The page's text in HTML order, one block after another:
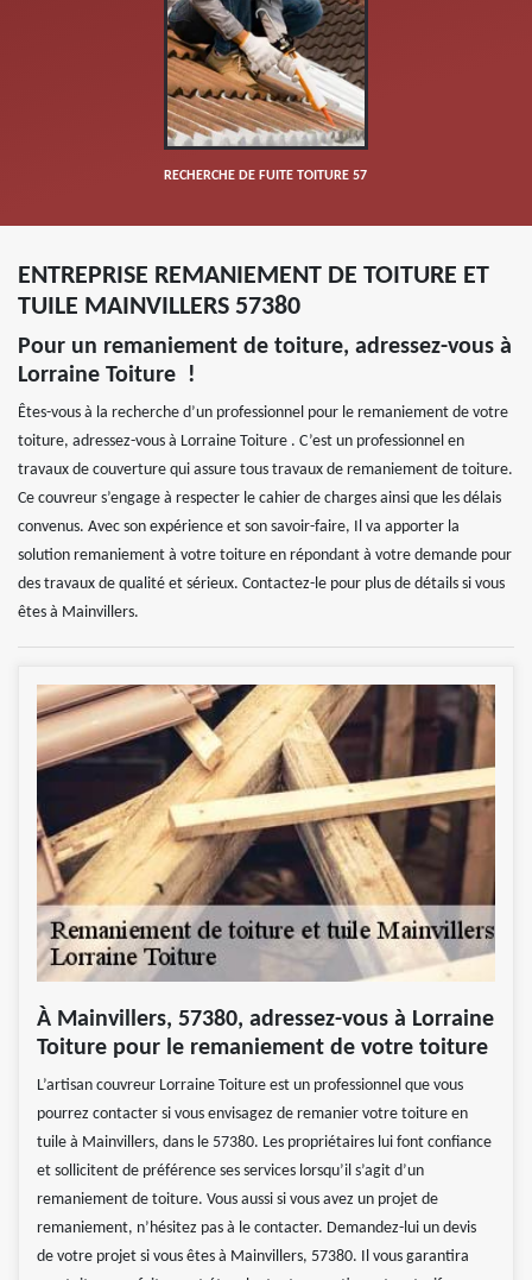
RECHERCHE DE FUITE TOITURE 57
ENTREPRISE REMANIEMENT DE TOITURE ET
TUILE MAINVILLERS 57380
Pour un remaniement de toiture, adressez-vous à
Lorraine Toiture !
Êtes-vous à la recherche d’un professionnel pour le remaniement de votre
toiture, adressez-vous à Lorraine Toiture . C’est un professionnel en
travaux de couverture qui assure tous travaux de remaniement de toiture.
Ce couvreur s’engage à respecter le cahier de charges ainsi que les délais
convenus. Avec son expérience et son savoir-faire, Il va apporter la
solution remaniement à votre toiture en répondant à votre demande pour
des travaux de qualité et sérieux. Contactez-le pour plus de détails si vous
êtes à Mainvillers.
À Mainvillers, 57380, adressez-vous à Lorraine
Toiture pour le remaniement de votre toiture
L’artisan couvreur Lorraine Toiture est un professionnel que vous
pourrez contacter si vous envisagez de remanier votre toiture en
tuile à Mainvillers, dans le 57380. Les propriétaires lui font confiance
et sollicitent de préférence ses services lorsqu’il s’agit d’un
remaniement de toiture. Vous aussi si vous avez un projet de
remaniement, n’hésitez pas à le contacter. Demandez-lui un devis
de votre projet si vous êtes à Mainvillers, 57380. Il vous garantira